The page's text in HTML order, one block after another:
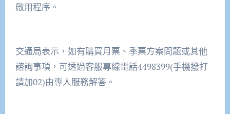
啟用程序。
交通局表示，如有購買月票、季票方案問題或其他
諮詢事項，可透過客服專線電話4498399(手機撥打
請加02)由專人服務解答。